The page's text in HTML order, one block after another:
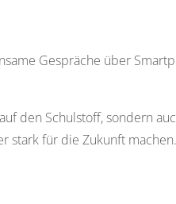
Gespräche über
den Schulstoff, sondern
stark für die Zukunft machen.